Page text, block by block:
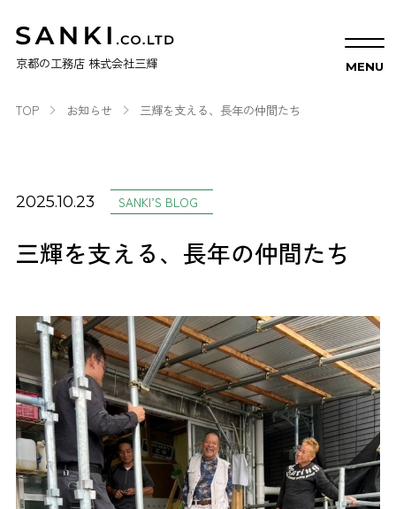
京都の工務店 株式会社三輝
TOP お知らせ 三輝を支える、長年の仲間たち
2025.10.23 SANKI’S BLOG
三輝を支える、長年の仲間たち